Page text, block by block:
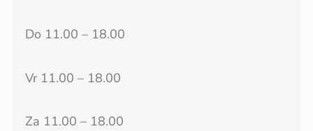
Do 11.00 – 18.00
Vr 11.00 – 18.00
Za 11.00 – 18.00